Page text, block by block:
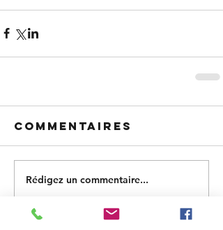
Commentaires
Rédigez un commentaire...